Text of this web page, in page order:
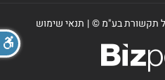
תקשורת בע"מ ©| תנאי שימוש